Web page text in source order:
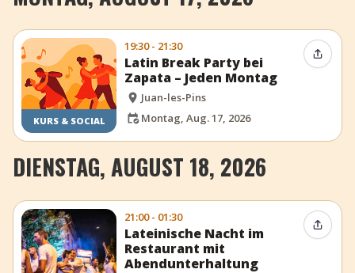
KURS & SOCIAL
19:30 - 21:30
Latin Break Party bei
Zapata – Jeden Montag
Juan-les-Pins
Montag, Aug. 17, 2026
Event
DIENSTAG, AUGUST 18, 2026
21:00 - 01:30
Lateinische Nacht im
Restaurant mit
Abendunterhaltung
Event